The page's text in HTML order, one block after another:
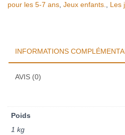
pour les 5-7 ans Jeux enfants. Les
INFORMATIONS
AVIS (0)
Poids
1 kg